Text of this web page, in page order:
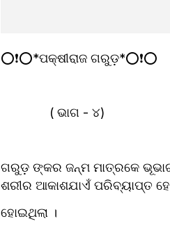
⭕❗⭕*ପକ୍ଷୀରାଜ ଗରୁଡ଼*⭕❗⭕
( ଭାଗ - ୪)
ଗରୁଡ଼ ଙ୍କର ଜନ୍ମ ମାତ୍ରକେ
ଶରୀର ଆକାଶଯାଏଁ ପରିବ୍ୟାପ୍ତ
ହୋଇଥିଲା ।